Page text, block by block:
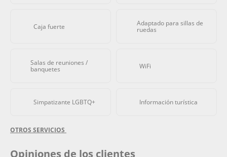
Caja fuerte Adaptado para sillas de
ruedas
Salas de reuniones /
banquetes WiFi
Simpatizante LGBTQ+ Información turística
OTROS SERVICIOS
Opiniones de los clientes